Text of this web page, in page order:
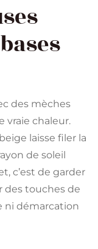
des mèches
vraie chaleur.
laisse filer la
de soleil
c’est de garder
des touches de
ni démarcation